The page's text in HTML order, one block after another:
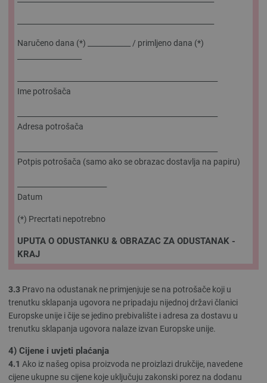
Naručeno dana (*) ____________ / primljeno dana (*)
Ime potrošača
Adresa potrošača
Potpis potrošača (samo ako se obrazac dostavlja na papiru)
Datum
(*) Precrtati nepotrebno
UPUTA O ODUSTANKU & OBRAZAC ZA ODUSTANAK -
KRAJ
3.3 Pravo na odustanak ne primjenjuje se na potrošače koji u
trenutku sklapanja ugovora ne pripadaju nijednoj državi članici
Europske unije i čije se jedino prebivalište i adresa za dostavu u
trenutku sklapanja ugovora nalaze izvan Europske unije.
4) Cijene i uvjeti plaćanja
4.1 Ako iz našeg opisa proizvoda ne proizlazi drukčije, navedene
cijene ukupne su cijene koje uključuju zakonski porez na dodanu